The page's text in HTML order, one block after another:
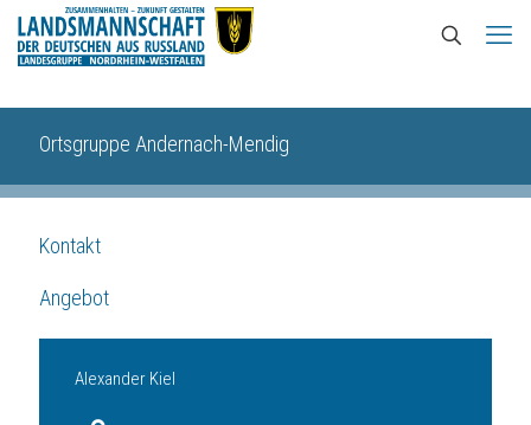
Ortsgruppe Andernach-Mendig
Kontakt
Angebot
Alexander Kiel